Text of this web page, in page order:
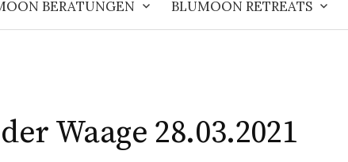
BERATUNGEN BLUMOON RETREATS
Waage 28.03.2021